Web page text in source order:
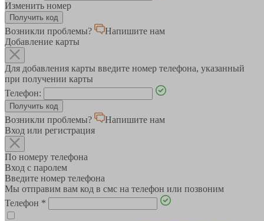
Изменить номер
Возникли проблемы?
Напишите нам
Добавление карты
Для добавления карты введите номер телефона, указанный
при получении карты
Телефон:
Возникли проблемы?
Напишите нам
Вход или регистрация
По номеру телефона
Вход с паролем
Введите номер телефона
Мы отправим вам код в смс на телефон или позвоним
Телефон *